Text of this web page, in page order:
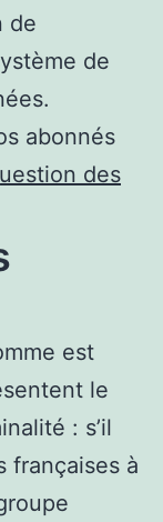
de
de
abonnés
des
est
le
: s’il
françaises à